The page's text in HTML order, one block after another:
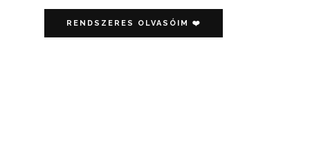
RENDSZERES OLVASÓIM ❤️